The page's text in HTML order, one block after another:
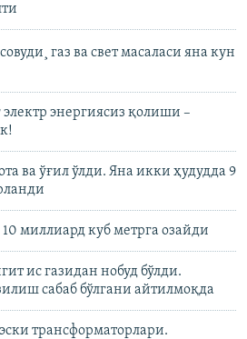
газ ва свет масаласи яна кун
энергиясиз қолиши –
ва ўғил ўлди. Яна икки ҳудудда 9
миллиард куб метрга озайди
ис газидан нобуд бўлди.
сабаб бўлгани айтилмоқда
трансформаторлари.